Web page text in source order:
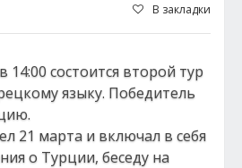
В закладки
14:00 состоится второй тур
языку. Победитель
21 марта и включал в себя
о Турции, беседу на